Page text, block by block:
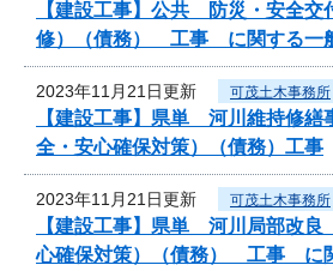
【建設工事】公共 防災・安全交
修）（債務） 工事 に関する一
2023年11月21日更新 可茂土木事務所
【建設工事】県単 河川維持修繕
全・安心確保対策）（債務）工事
2023年11月21日更新 可茂土木事務所
【建設工事】県単 河川局部改良
心確保対策）（債務） 工事 に